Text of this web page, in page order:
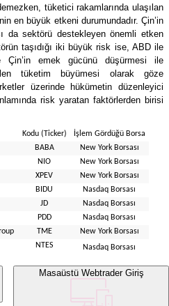
tüketici rakamlarında ulaşılan
en büyük etkeni durumundadır. Çin’in
da sektörü destekleyen önemli etken
taşıdığı iki büyük risk ise, ABD ile
Çin’in emek gücünü düşürmesi ile
tüketim büyümesi olarak göze
üzerinde hükümetin düzenleyici
risk yaratan faktörlerden birisi
Kodu (Ticker)
İşlem Gördüğü Borsa
BABA
New York Borsası
NIO
New York Borsası
XPEV
New York Borsası
BIDU
Nasdaq Borsası
JD
Nasdaq Borsası
PDD
Nasdaq Borsası
TME
New York Borsası
NTES Nasdaq Borsası
Masaüstü Webtrader Giriş